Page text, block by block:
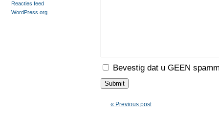
Bevestig dat u GEEN
« Previous post
Reacties feed
WordPress.org